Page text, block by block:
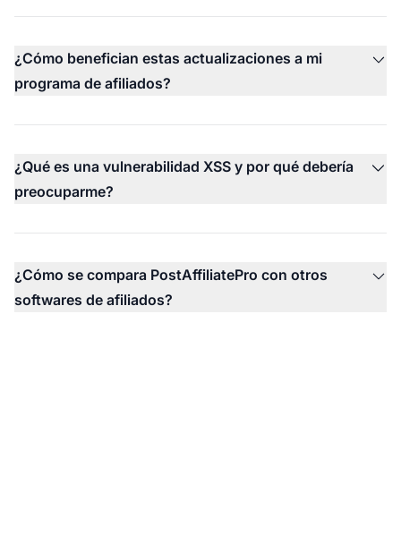
¿Cómo benefician estas actualizaciones a mi
programa de afiliados?
¿Qué es una vulnerabilidad XSS y por qué debería
preocuparme?
¿Cómo se compara PostAffiliatePro con otros
softwares de afiliados?